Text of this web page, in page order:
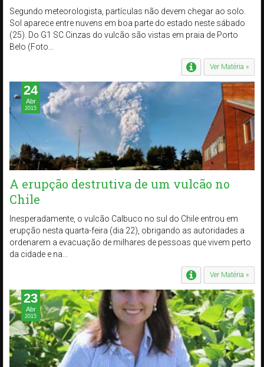
Segundo meteorologista, partículas não devem chegar ao solo.
Sol aparece entre nuvens em boa parte do estado neste sábado
(25). Do G1 SC Cinzas do vulcão são vistas em praia de Porto
Belo (Foto...
Ver Matéria »
A erupção destrutiva de um vulcão no
Chile
Inesperadamente, o vulcão Calbuco no sul do Chile entrou em
erupção nesta quarta-feira (dia 22), obrigando as autoridades a
ordenarem a evacuação de milhares de pessoas que vivem perto
da cidade e na...
Ver Matéria »
24
Abr
2015
23
Abr
2015